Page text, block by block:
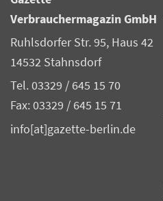
Verbrauchermagazin GmbH
Ruhlsdorfer Str. 95, Haus 42
14532 Stahnsdorf
Tel. 03329 / 645 15 70
Fax: 03329 / 645 15 71
info[at]gazette-berlin.de